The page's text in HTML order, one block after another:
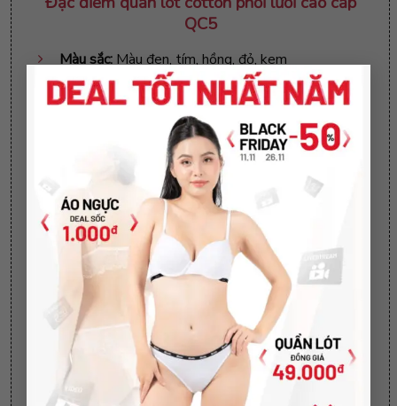
×
QC5
Màu sắc: Màu đen, tím, hồng, đỏ, kem
Mô tả:Quần lót cotton phối lưới phần trước, siêu
Freesize (40kg – 65kg)
cotton siêu co dãn, thoáng mát, thấm
hút mồ hôi tốt
Cách vệ sinh quần lót cotton phối lưới cao
cấp QC5
Không sử dụng chất tẩy rửa làm mềm
Không giặt bằng nước nóng, không giặt sấy
Không phơi trực tiếp dưới ánh nắng mặt trời